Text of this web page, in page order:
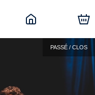
PASSÉ / CLOS